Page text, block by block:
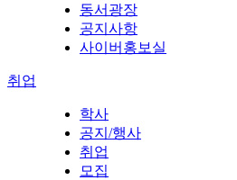
동서광장
공지사항
사이버홍보실
취업
학사
공지/행사
취업
모집